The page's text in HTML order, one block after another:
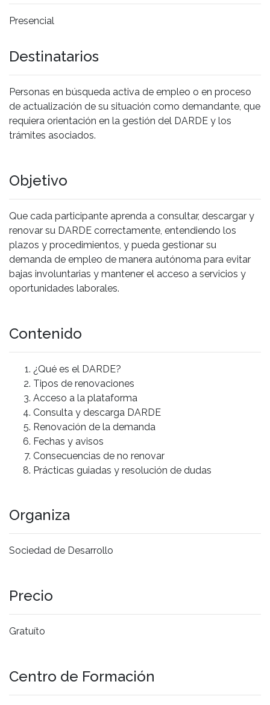
Presencial
Destinatarios
Personas en búsqueda activa de empleo o en proceso
de actualización de su situación como demandante, que
requiera orientación en la gestión del DARDE y los
trámites asociados.
Objetivo
Que cada participante aprenda a consultar, descargar y
renovar su DARDE correctamente, entendiendo los
plazos y procedimientos, y pueda gestionar su
demanda de empleo de manera autónoma para evitar
bajas involuntarias y mantener el acceso a servicios y
oportunidades laborales.
Contenido
¿Qué es el DARDE?
Tipos de renovaciones
Acceso a la plataforma
Consulta y descarga DARDE
Renovación de la demanda
Fechas y avisos
Consecuencias de no renovar
Prácticas guiadas y resolución de dudas
Organiza
Sociedad de Desarrollo
Precio
Gratuíto
Centro de Formación